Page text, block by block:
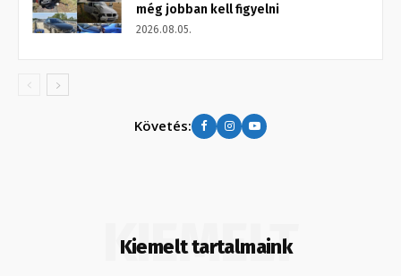
még jobban kell figyelni
2026.08.05.
Követés:
Kiemelt tartalmaink
KIEMELT